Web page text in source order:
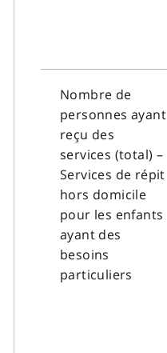
Nombre de
personnes ayant
reçu des
services (total) –
Services de répit
hors domicile
pour les enfants
ayant des
besoins
particuliers